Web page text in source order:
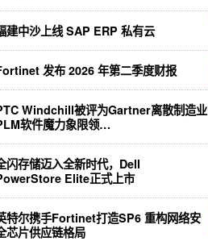
建中沙上线 SAP ERP 私有云
发布 2026 年第二季度财报
Windchill被评为Gartner离散制造业
软件魔力象限领…
闪存储迈入全新时代，Dell
Elite正式上市
特尔携手Fortinet打造SP6 重构网络安
芯片供应链格局